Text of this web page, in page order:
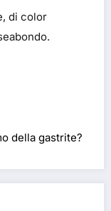
di color
della gastrite?